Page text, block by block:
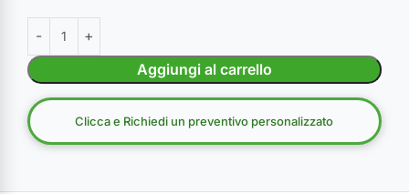
Aggiungi al carrello
Clicca e Richiedi un preventivo personalizzato